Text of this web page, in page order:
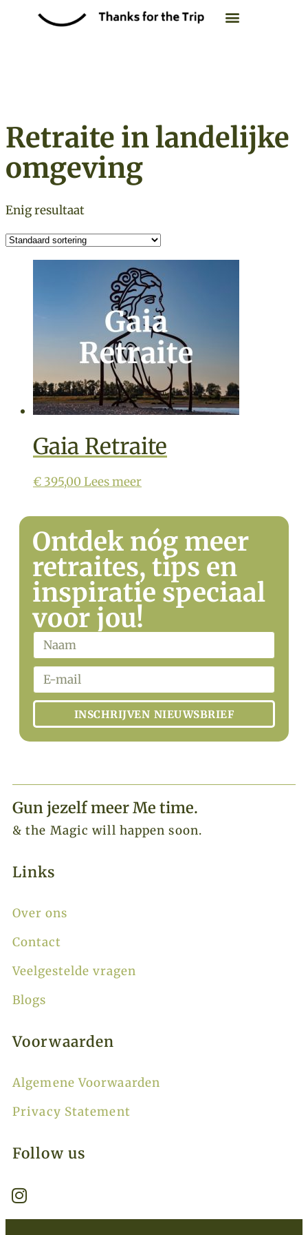
Retraite in landelijke
omgeving
Enig resultaat
Gaia Retraite
€ 395,00 Lees meer
Ontdek nóg meer
retraites, tips en
inspiratie speciaal
voor jou!
INSCHRIJVEN NIEUWSBRIEF
Gun jezelf meer Me time.​
& the Magic will happen soon.
Links
Over ons
Contact
Veelgestelde vragen
Blogs
Voorwaarden
Algemene Voorwaarden
Privacy Statement
Follow us